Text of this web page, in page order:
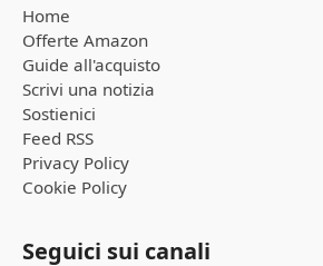
Home
Offerte Amazon
Guide all'acquisto
Scrivi una notizia
Sostienici
Feed RSS
Privacy Policy
Cookie Policy
Seguici sui canali